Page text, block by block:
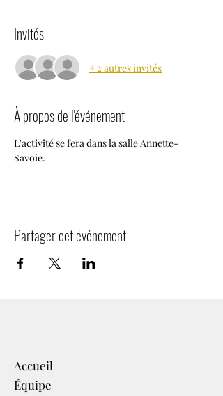
Invités
+ 2 autres invités
À propos de l'événement
L'activité se fera dans la salle Annette-
Savoie.
Partager cet événement
Accueil
Équipe